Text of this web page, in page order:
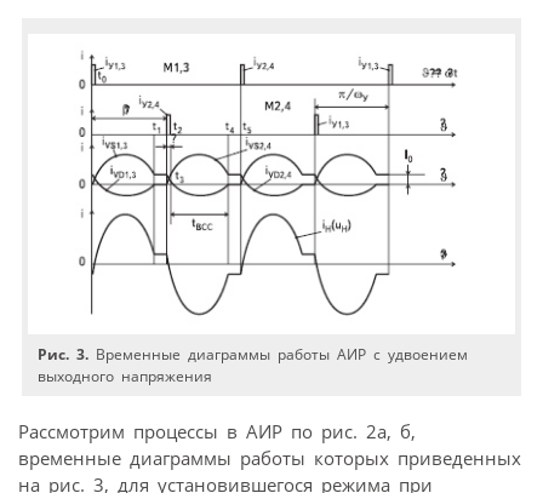
Рис. 3. Временные диаграммы работы АИР с удвоением
выходного напряжения
Рассмотрим процессы в АИР по рис. 2а, б,
временные диаграммы работы которых приведенных
на рис. 3, для установившегося режима при